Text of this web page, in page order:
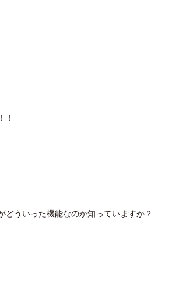
！
どういった機能なのか知っていますか？